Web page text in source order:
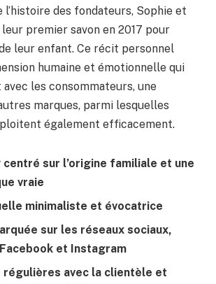
l’histoire des fondateurs, Sophie et
premier savon en 2017 pour
leur enfant. Ce récit personnel
humaine et émotionnelle qui
les consommateurs, une
marques, parmi lesquelles
également efficacement.
sur l’origine familiale et une
vraie
minimaliste et évocatrice
sur les réseaux sociaux,
et Instagram
régulières avec la clientèle et